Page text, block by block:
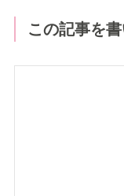
この記事を